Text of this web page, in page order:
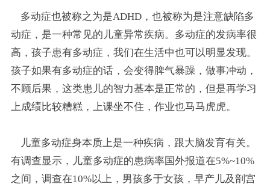
多动症也被称之为是ADHD，也被称为是注意缺陷多
动症，是一种常见的儿童异常疾病。多动症的发病率很
高，孩子患有多动症，我们在生活中也可以明显发现。
孩子如果有多动症的话，会变得脾气暴躁，做事冲动，
不顾后果，这类患儿的智力基本是正常的，但是再学习
上成绩比较糟糕，上课坐不住，作业也马马虎虎。
儿童多动症身本质上是一种疾病，跟大脑发育有关。
有调查显示，儿童多动症的患病率国外报道在5%~10%
之间，调查在10%以上，男孩多于女孩，早产儿及剖宫